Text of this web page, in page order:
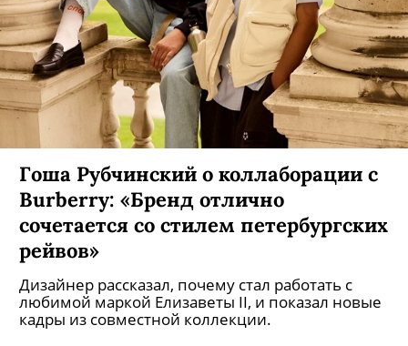
Гоша Рубчинский о коллаборации с
Burberry: «Бренд отлично
сочетается со стилем петербургских
рейвов»
Дизайнер рассказал, почему стал работать с
любимой маркой Елизаветы II, и показал новые
кадры из совместной коллекции.